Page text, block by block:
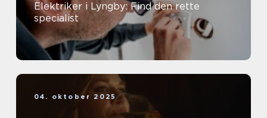
Elektriker i Lyngby: Find den rette
specialist
04. oktober 2025